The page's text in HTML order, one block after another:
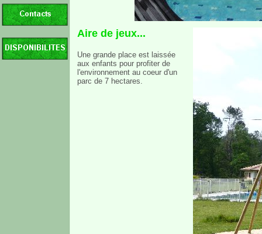
Aire de jeux...
Une grande place est laissée
aux enfants pour profiter de
l'environnement au coeur d'un
parc de 7 hectares.